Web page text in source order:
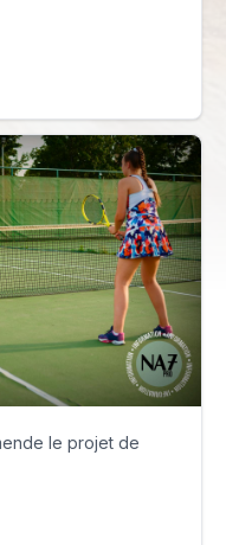
le projet de